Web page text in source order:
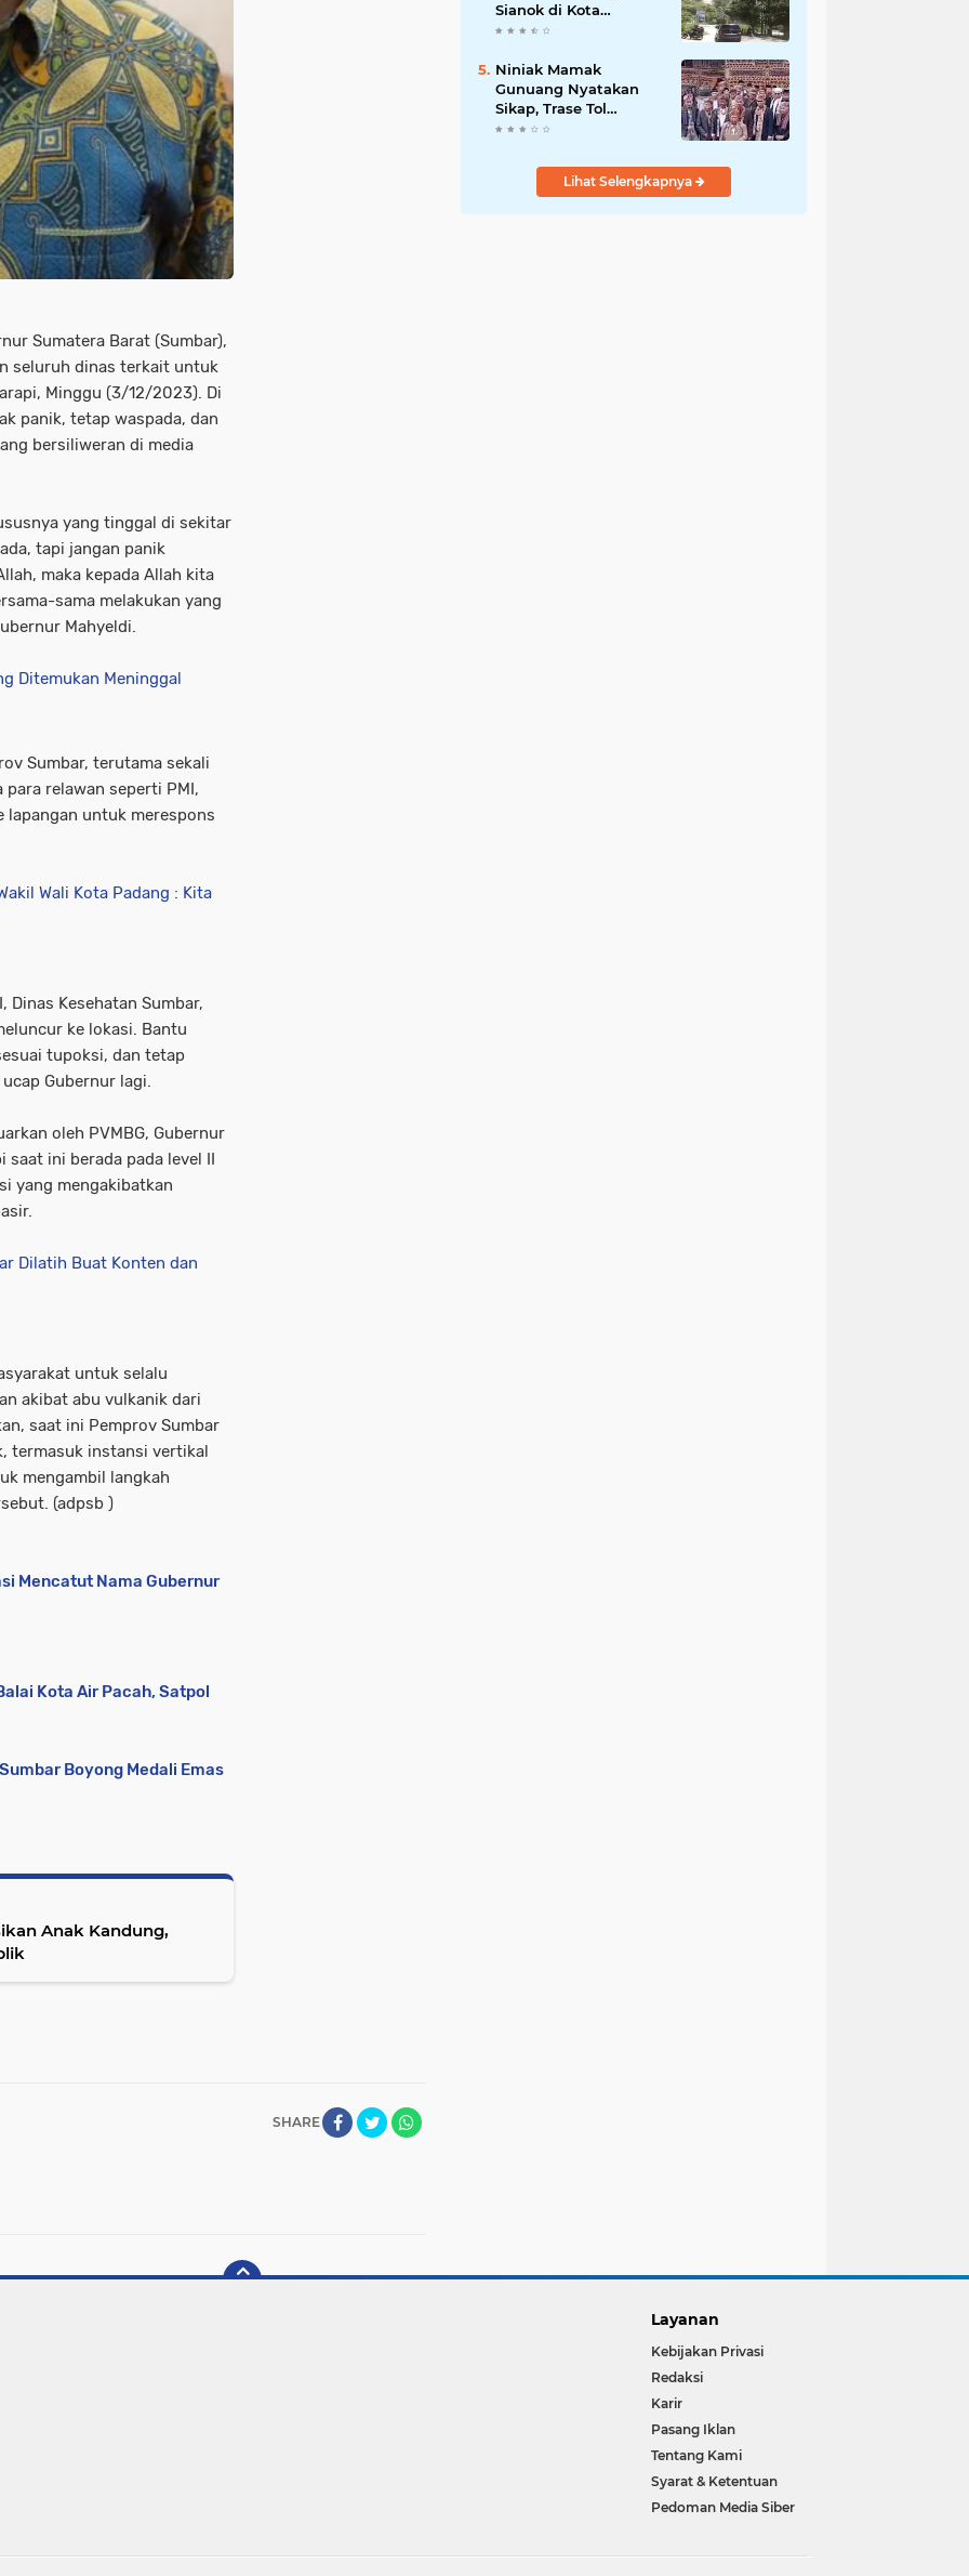
Sumatera Barat (Sumbar),
seluruh dinas terkait untuk
Minggu (3/12/2023). Di
panik, tetap waspada, dan
bersiliweran di media
yang tinggal di sekitar
tapi jangan panik
maka kepada Allah kita
sama melakukan yang
Mahyeldi.
Ditemukan Meninggal
Sumbar, terutama sekali
para relawan seperti PMI,
lapangan untuk merespons
Wali Kota Padang : Kita
Dinas Kesehatan Sumbar,
ke lokasi. Bantu
tupoksi, dan tetap
Gubernur lagi.
oleh PVMBG, Gubernur
saat ini berada pada level II
yang mengakibatkan
Dilatih Buat Konten dan
untuk selalu
akibat abu vulkanik dari
saat ini Pemprov Sumbar
termasuk instansi vertikal
mengambil langkah
(adpsb )
Mencatut Nama Gubernur
Kota Air Pacah, Satpol
Boyong Medali Emas
Anak Kandung,
SHARE
Sianok di Kota
Bukittinggi Longsor
Niniak Mamak
Gunuang Nyatakan
Sikap, Trase Tol
Padang–Pekanbaru
Ulayat
Lihat Selengkapnya
Layanan
Kebijakan Privasi
Redaksi
Karir
Pasang Iklan
Tentang Kami
Syarat & Ketentuan
Pedoman Media Siber